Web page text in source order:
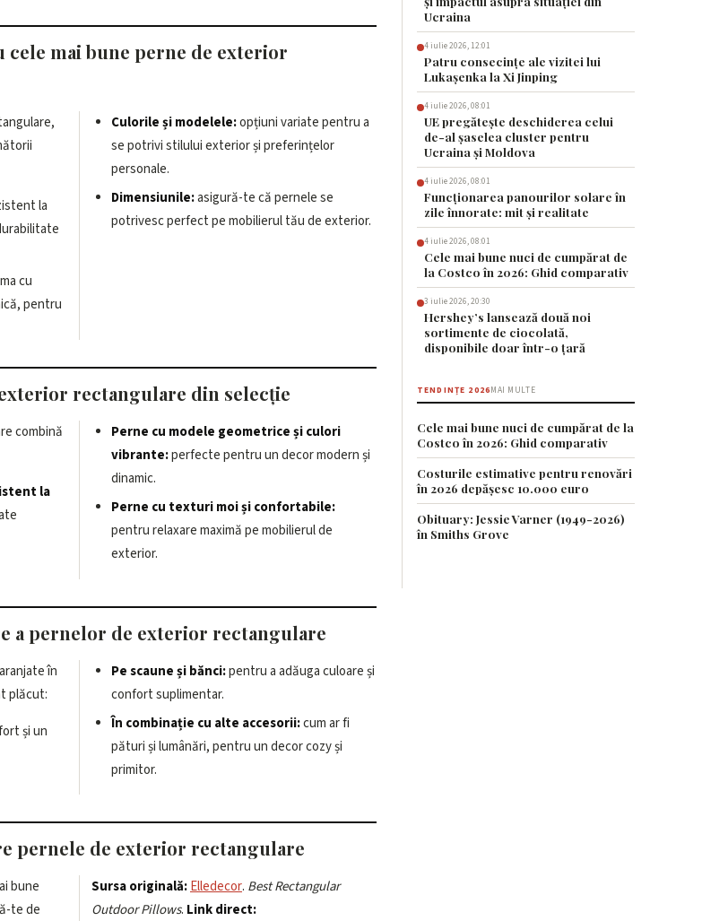
mai bune perne de exterior
la
cu
pentru
Culorile și modelele:opțiuni variate pentru a
se potrivi stilului exterior și preferințelor
personale.
Dimensiunile:asigură-te că pernele se
potrivesc perfect pe mobilierul tău de exterior.
rectangulare din selecție
combină
la
Perne cu modele geometrice și culori
vibrante:perfecte pentru un decor modern și
dinamic.
Perne cu texturi moi și confortabile:
pentru relaxare maximă pe mobilierul de
exterior.
a pernelor de exterior rectangulare
în
plăcut:
și un
Pe scaune și bănci:pentru a adăuga culoare și
confort suplimentar.
În combinație cu alte accesorii:cum ar fi
pături și lumânări, pentru un decor cozy și
primitor.
pernele de exterior rectangulare
bune
te de
Sursa originală:Elledecor. Best Rectangular
Outdoor Pillows. Link direct:
Ucraina
4 iulie 2026, 12:01
Patru consecințe ale vizitei lui
Lukașenka la Xi Jinping
4 iulie 2026, 08:01
UE pregătește deschiderea celui
de-al șaselea cluster pentru
Ucraina și Moldova
4 iulie 2026, 08:01
Funcționarea panourilor solare în
zile înnorate: mit și realitate
4 iulie 2026, 08:01
Cele mai bune nuci de cumpărat de
la Costco în 2026: Ghid comparativ
3 iulie 2026, 20:30
Hershey’s lansează două noi
sortimente de ciocolată,
disponibile doar într-o țară
TENDINȚE 2026MAI MULTE
Cele mai bune nuci de cumpărat de la
Costco în 2026: Ghid comparativ
Costurile estimative pentru renovări
în 2026 depășesc 10.000 euro
Obituary: Jessie Varner (1949-2026)
în Smiths Grove